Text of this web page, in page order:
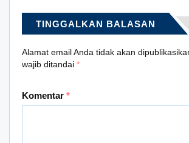
TINGGALKAN BALASAN
Alamat email Anda tidak akan
wajib ditandai *
Komentar *